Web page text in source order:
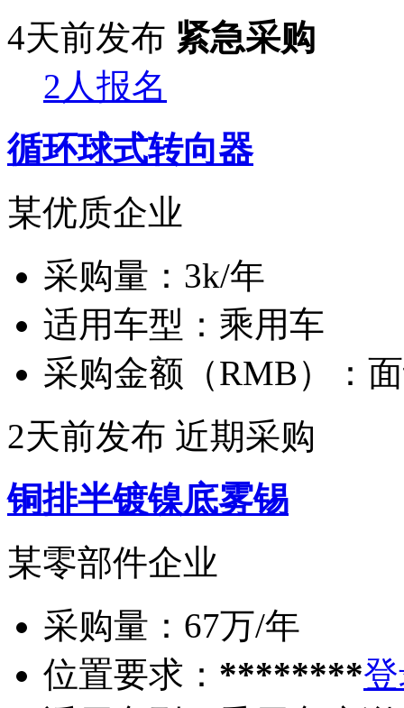
4天前发布 紧急采购
2人报名
循环球式转向器
某优质企业
采购量： 3k/年
适用车型： 乘用车
采购金额（RMB）：
2天前发布 近期采购
铜排半镀镍底雾锡
某零部件企业
采购量： 67万/年
位置要求： ********